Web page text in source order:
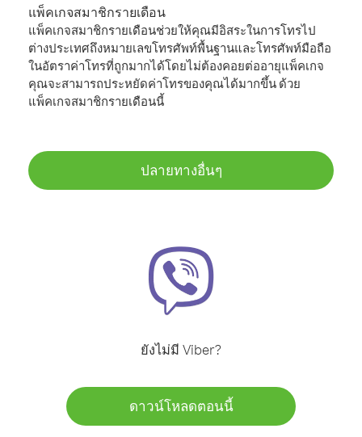
แพ็คเกจสมาชิกรายเดือน
แพ็คเกจสมาชิกรายเดือนช่วยให้คุณมีอิสระในการโทรไป
ต่างประเทศถึงหมายเลขโทรศัพท์พื้นฐานและโทรศัพท์มือถือ
ในอัตราค่าโทรที่ถูกมากได้โดยไม่ต้องคอยต่ออายุแพ็คเกจ
คุณจะสามารถประหยัดค่าโทรของคุณได้มากขึ้น ด้วย
แพ็คเกจสมาชิกรายเดือนนี้
ปลายทางอื่นๆ
ยังไม่มี Viber?
ดาวน์โหลดตอนนี้